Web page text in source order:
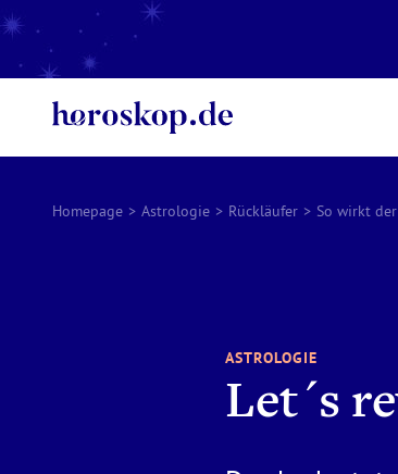
Homepage > Astrologie > Rückläufer > So wirkt
ASTROLOGIE
Let´s